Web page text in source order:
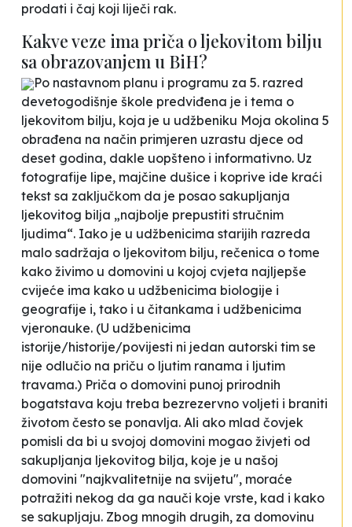
prodati i čaj koji liječi rak.
Kakve veze ima priča o ljekovitom bilju
sa obrazovanjem u BiH?
Po nastavnom planu i programu za 5. razred
devetogodišnje škole predviđena je i tema o
ljekovitom bilju, koja je u udžbeniku Moja okolina 5
obrađena na način primjeren uzrastu djece od
deset godina, dakle uopšteno i informativno. Uz
fotografije lipe, majčine dušice i koprive ide kraći
tekst sa zaključkom da je posao sakupljanja
ljekovitog bilja „najbolje prepustiti stručnim
ljudima“. Iako je u udžbenicima starijih razreda
malo sadržaja o ljekovitom bilju, rečenica o tome
kako živimo u domovini u kojoj cvjeta najljepše
cvijeće ima kako u udžbenicima biologije i
geografije i, tako i u čitankama i udžbenicima
vjeronauke. (U udžbenicima
istorije/historije/povijesti ni jedan autorski tim se
nije odlučio na priču o ljutim ranama i ljutim
travama.) Priča o domovini punoj prirodnih
bogatstava koju treba bezrezervno voljeti i braniti
životom često se ponavlja. Ali ako mlad čovjek
pomisli da bi u svojoj domovini mogao živjeti od
sakupljanja ljekovitog bilja, koje je u našoj
domovini "najkvalitetnije na svijetu", moraće
potražiti nekog da ga nauči koje vrste, kad i kako
se sakupljaju. Zbog mnogih drugih, za domovinu